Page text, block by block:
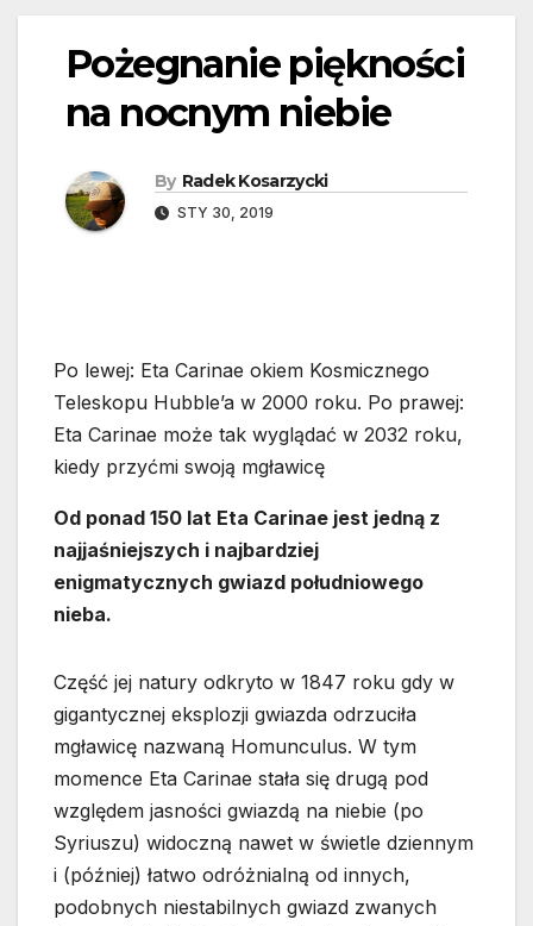
Pożegnanie piękności
na nocnym niebie
By Radek Kosarzycki
STY 30, 2019
Po lewej: Eta Carinae okiem Kosmicznego
Teleskopu Hubble’a w 2000 roku. Po prawej:
Eta Carinae może tak wyglądać w 2032 roku,
kiedy przyćmi swoją mgławicę
Od ponad 150 lat Eta Carinae jest jedną z
najjaśniejszych i najbardziej
enigmatycznych gwiazd południowego
nieba.
Część jej natury odkryto w 1847 roku gdy w
gigantycznej eksplozji gwiazda odrzuciła
mgławicę nazwaną Homunculus. W tym
momence Eta Carinae stała się drugą pod
względem jasności gwiazdą na niebie (po
Syriuszu) widoczną nawet w świetle dziennym
i (później) łatwo odróżnialną od innych,
podobnych niestabilnych gwiazd zwanych